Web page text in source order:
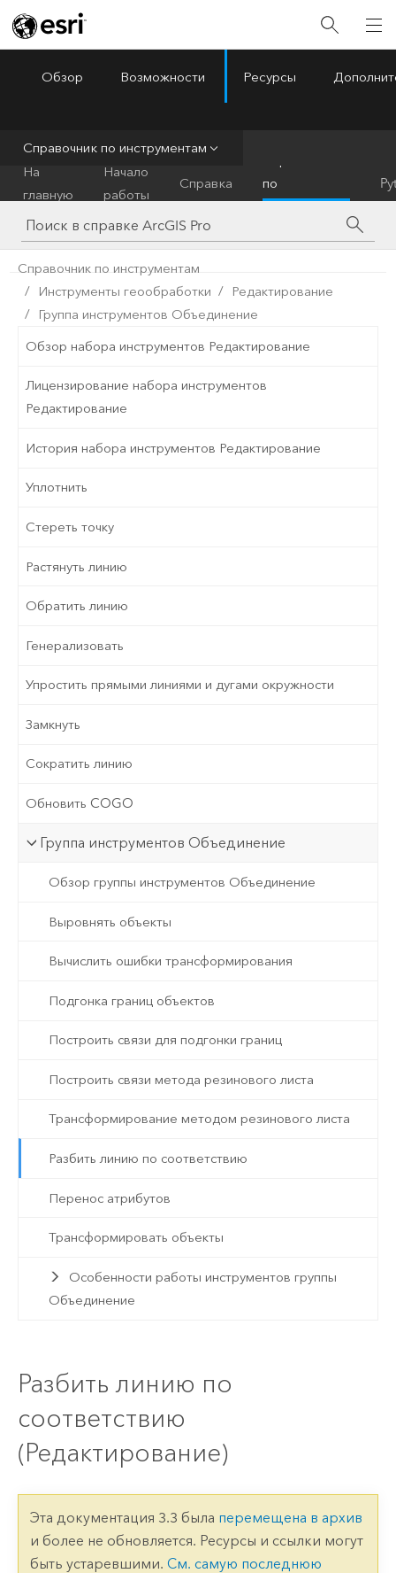
ArcGIS Pro
Обзор Возможности Ресурсы
Справочник по инструментам
На
главную
Начало
работы
Справка
по
инструментам
Справочник по инструментам
Инструменты геообработки
Редактирование
Группа инструментов Объединение
Обзор набора инструментов Редактирование
Лицензирование набора инструментов
Редактирование
История набора инструментов Редактирование
Уплотнить
Стереть точку
Растянуть линию
Обратить линию
Генерализовать
Упростить прямыми линиями и дугами окружности
Замкнуть
Сократить линию
Обновить COGO
Группа инструментов Объединение
Обзор группы инструментов Объединение
Выровнять объекты
Вычислить ошибки трансформирования
Подгонка границ объектов
Построить связи для подгонки границ
Построить связи метода резинового листа
Трансформирование методом резинового листа
Разбить линию по соответствию
Перенос атрибутов
Трансформировать объекты
Особенности работы инструментов группы
Объединение
Разбить линию по
соответствию
(Редактирование)
Эта документация 3.3 была перемещена в архив
и более не обновляется. Ресурсы и ссылки могут
быть устаревшими. См. самую последнюю